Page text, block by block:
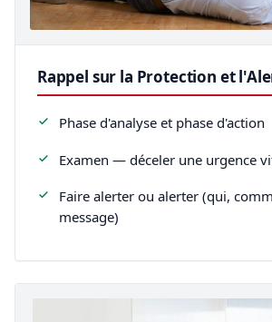
Rappel sur la Protection et
Phase d'analyse et phase d'action
Examen — déceler une urgence
Faire alerter ou alerter (qui,
message)